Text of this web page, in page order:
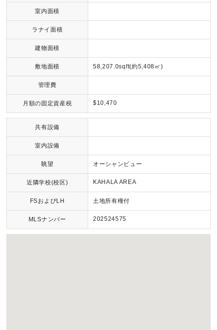
室内面積
ラナイ面積
建物面積
敷地面積 58,207.0sqft(約5,408㎡)
管理費
月額の固定資産税 $10,470
共有設備
室内設備
眺望 オーシャンビュー
近隣学校(校区) KAHALA AREA
FSおよびLH 土地所有権付
MLSナンバー 202524575